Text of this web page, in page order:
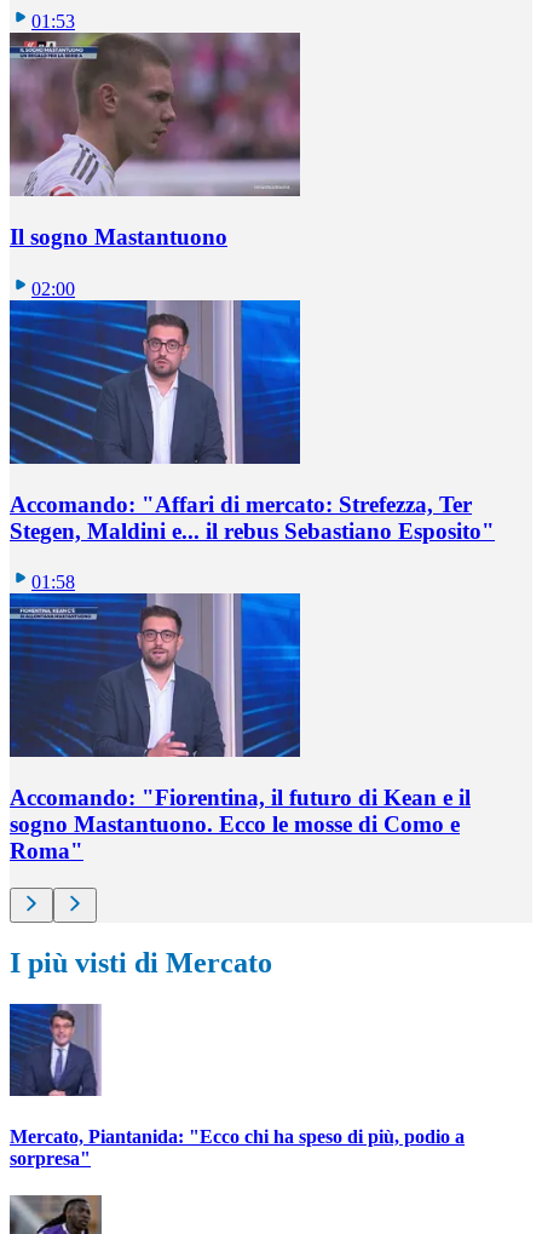
01:53
Il sogno Mastantuono
02:00
Accomando: "Affari di mercato: Strefezza, Ter
Stegen, Maldini e... il rebus Sebastiano Esposito"
01:58
Accomando: "Fiorentina, il futuro di Kean e il
sogno Mastantuono. Ecco le mosse di Como e
Roma"
I più visti di Mercato
Mercato, Piantanida: "Ecco chi ha speso di più, podio a
sorpresa"